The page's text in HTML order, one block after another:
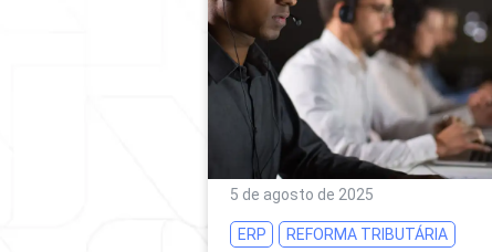
5 de agosto de 2025
ERP REFORMA TRIBUTÁRIA